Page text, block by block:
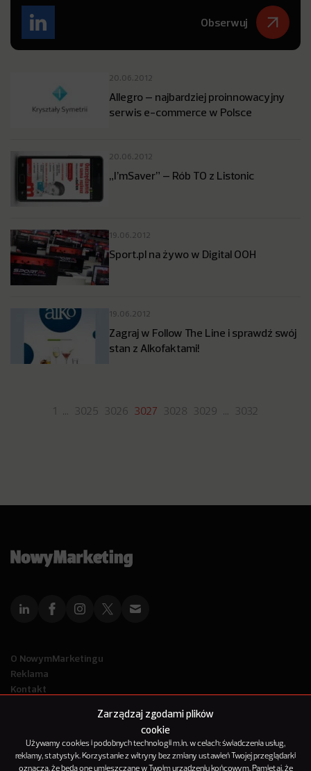
Zarządzaj zgodami plików
cookie
Używamy cookies i podobnych technologii m.in. w celach: świadczenia usług,
reklamy, statystyk. Korzystanie z witryny bez zmiany ustawień Twojej przeglądarki
oznacza, że będą one umieszczane w Twoim urządzeniu końcowym. Pamiętaj, że
Obserwuj
20.06.2012
Allegro – najbardziej proinnowacyjny
serwis e-commerce w Polsce
20.06.2012
„I’mSaver” – Rób TO z Listonic
19.06.2012
Sport.pl na żywo w Digital OOH
19.06.2012
Zagraj w Follow The Line i sprawdź swój
stan z Alkofaktami!
… 3025 3026 3027 3028 3029 … 3032
O NowymMarketingu
Reklama
Kontakt